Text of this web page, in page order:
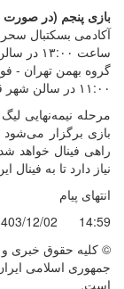
بازی پنجم (در صورت
ساعت ۱۳:۰۰ در سالن محمود مشحون
۱۱:۰۰ در سالن شهر قدس
مرحله نیمه‌نهایی
بازی برگزار
راهی فینال خواهد
نیاز دارد تا به
انتهای پیام
14:59
12/02
© کليه حقوق خبری و
جمهوری اسلامی
است.